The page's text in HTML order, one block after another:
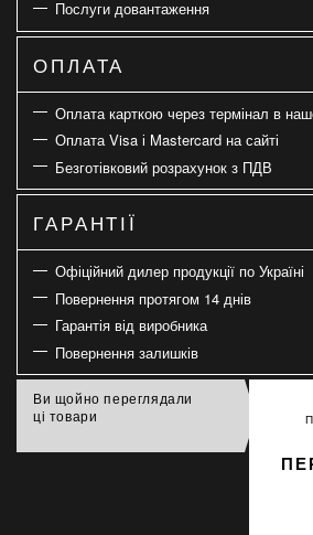
Послуги довантаження
ОПЛАТА
Оплата карткою через термінал в
Оплата Visa і Mastercard на сайті
Безготівковий розрахунок з ПДВ
ГАРАНТІЇ
Офіційний дилер продукції по Україні
Повернення протягом 14 днів
Гарантія від виробника
Повернення залишків
Ви щойно переглядали
ці товари